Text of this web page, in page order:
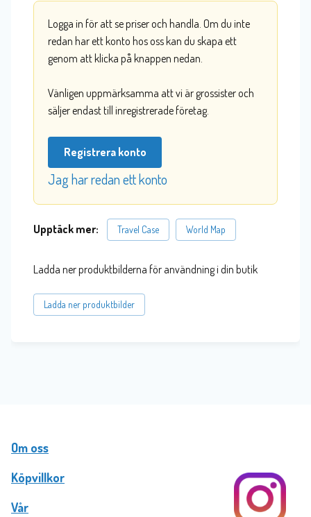
Logga in för att se priser och handla. Om du inte
redan har ett konto hos oss kan du skapa ett
genom att klicka på knappen nedan.
Vänligen uppmärksamma att vi är grossister och
säljer endast till inregistrerade företag.
Registrera konto
Jag har redan ett konto
Upptäck mer: Travel Case World Map
Ladda ner produktbilderna för användning i din butik
Ladda ner produktbilder
Om oss
Köpvillkor
Vår